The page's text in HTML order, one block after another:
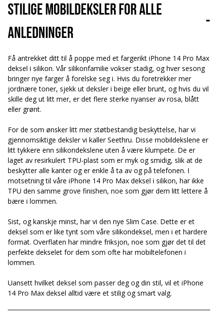
Stilige mobildeksler for alle
anledninger
-
Få antrekket ditt til å poppe med et fargerikt iPhone 14 Pro Max
deksel i silikon. Vår silikonfamilie vokser stadig, og hver sesong
bringer nye farger å forelske seg i. Hvis du foretrekker mer
jordnære toner, sjekk ut deksler i beige eller brunt, og hvis du vil
skille deg ut litt mer, er det flere sterke nyanser av rosa, blått
eller grønt.
For de som ønsker litt mer støtbestandig beskyttelse, har vi
gjennomsiktige deksler vi kaller Seethru. Disse mobildekslene er
litt tykkere enn silikondekslene uten å være klumpete. De er
laget av resirkulert TPU-plast som er myk og smidig, slik at de
beskytter alle kanter og er enkle å ta av og på telefonen. I
motsetning til våre iPhone 14 Pro Max deksel i silikon, har ikke
TPU den samme grove finishen, noe som gjør dem litt lettere å
bære i lommen.
Sist, og kanskje minst, har vi den nye Slim Case. Dette er et
deksel som er like tynt som våre silikondeksel, men i et hardere
format. Overflaten har mindre friksjon, noe som gjør det til det
perfekte dekselet for dem som ofte har mobiltelefonen i
lommen.
Uansett hvilket deksel som passer deg og din stil, vil et iPhone
14 Pro Max deksel alltid være et stilig og smart valg.